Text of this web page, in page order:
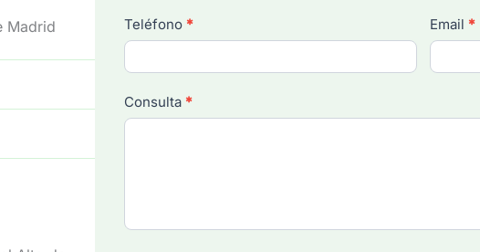
Madrid
Teléfono * Email *
Consulta *